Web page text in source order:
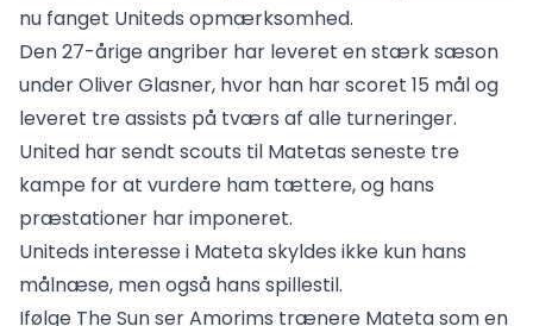
nu fanget Uniteds opmærksomhed.
Den 27-årige angriber har leveret en stærk sæson
under Oliver Glasner, hvor han har scoret 15 mål og
leveret tre assists på tværs af alle turneringer.
United har sendt scouts til Matetas seneste tre
kampe for at vurdere ham tættere, og hans
præstationer har imponeret.
Uniteds interesse i Mateta skyldes ikke kun hans
målnæse, men også hans spillestil.
Ifølge The Sun ser Amorims trænere Mateta som en